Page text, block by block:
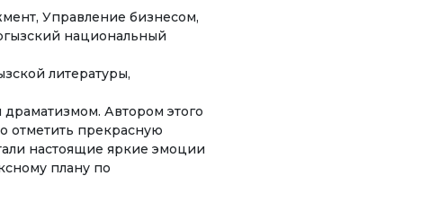
Инициативы
стипендиям
Управление бизнесом,
национальный
литературы,
Автором этого
отметить прекрасную
настоящие яркие эмоции
плану по